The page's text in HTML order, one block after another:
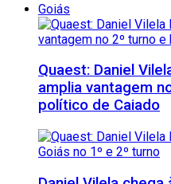
Goiás
Quaest: Daniel
amplia vantagem
político de Caiado